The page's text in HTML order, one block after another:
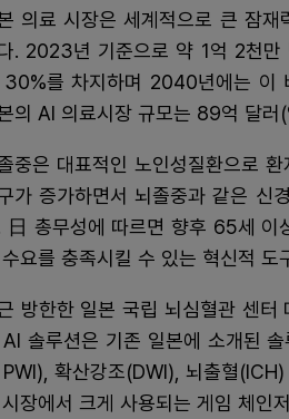
의료 시장은 세계적으로 큰 잠
. 2023년 기준으로 약 1억 2천
30%를 차지하며 2040년에는 이
의 AI 의료시장 규모는 89억 달러
중은 대표적인 노인성질환으로
가 증가하면서 뇌졸중과 같은 신
日 총무성에 따르면 향후 65세 이
요를 충족시킬 수 있는 혁신적 도
방한한 일본 국립 뇌심혈관 센
솔루션은 기존 일본에 소개된
확산강조(DWI), 뇌출혈
장에서 크게 사용되는 게임 체인